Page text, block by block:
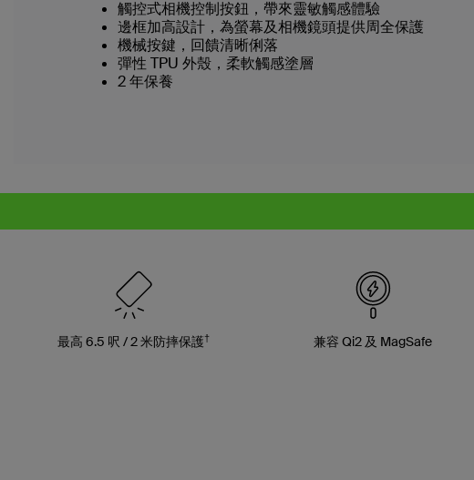
觸控式相機控制按鈕，帶來靈敏觸感體驗
邊框加高設計，為螢幕及相機鏡頭提供周全保護
機械按鍵，回饋清晰俐落
彈性 TPU 外殼，柔軟觸感塗層
2 年保養
最高 6.5 呎 / 2 米防摔保護† 兼容 Qi2 及 MagSafe